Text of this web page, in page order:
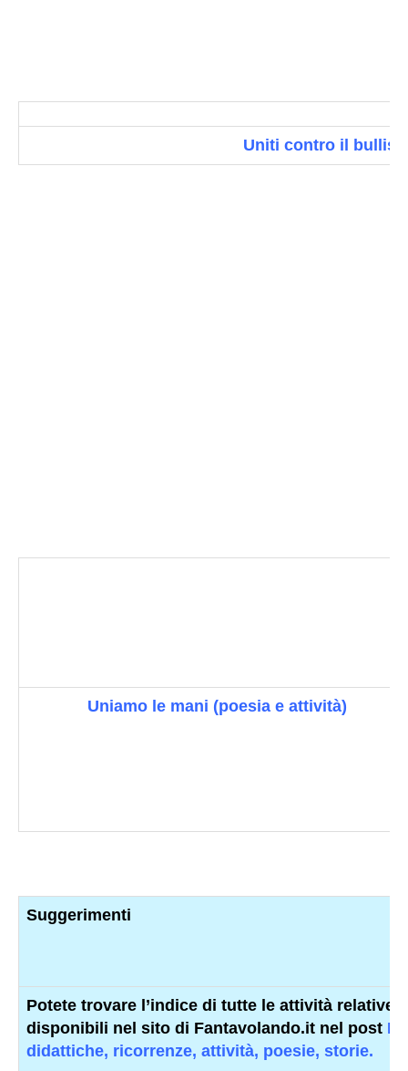
Uniti contro il
Uniamo le mani (poesia e attività)
Suggerimenti
Potete trovare l’indice di tutte le attività relative
disponibili nel sito di Fantavolando.it nel post
didattiche, ricorrenze, attività, poesie, storie.